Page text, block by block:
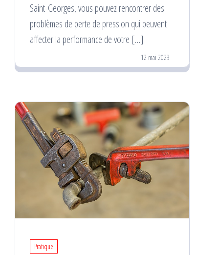
Saint-Georges, vous pouvez rencontrer des
problèmes de perte de pression qui peuvent
affecter la performance de votre […]
12 mai 2023
Pratique